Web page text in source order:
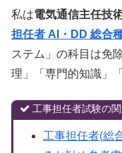
私は電気通信主任技
担任者 AI・DD 総合
ステム」の科目は免
理」「専門的知識」
工事担任者試験の
工事担任者(総